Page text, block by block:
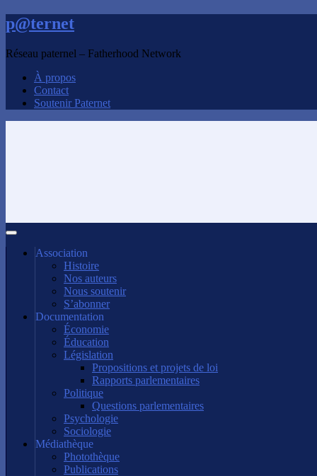
p@ternet
Réseau paternel – Fatherhood Network
À propos
Contact
Soutenir Paternet
Association
Histoire
Nos auteurs
Nous soutenir
S’abonner
Documentation
Économie
Éducation
Législation
Propositions et projets de loi
Rapports parlementaires
Politique
Questions parlementaires
Psychologie
Sociologie
Médiathèque
Photothèque
Publications